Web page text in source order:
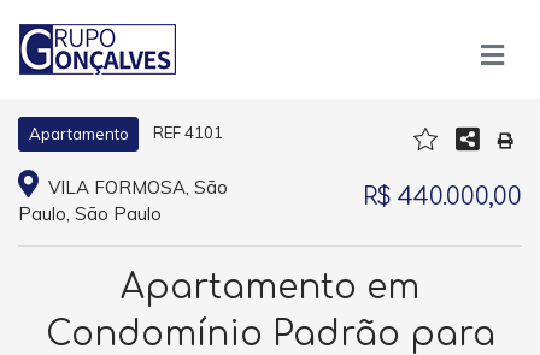
Apartamento REF 4101
VILA FORMOSA, São
Paulo, São Paulo
R$ 440.000,00
Apartamento em
Condomínio Padrão para